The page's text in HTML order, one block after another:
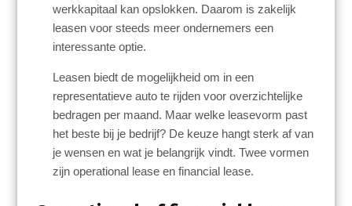
werkkapitaal kan opslokken. Daarom is zakelijk
leasen voor steeds meer ondernemers een
interessante optie.
Leasen biedt de mogelijkheid om in een
representatieve auto te rijden voor overzichtelijke
bedragen per maand. Maar welke leasevorm past
het beste bij je bedrijf? De keuze hangt sterk af van
je wensen en wat je belangrijk vindt. Twee vormen
zijn operational lease en financial lease.